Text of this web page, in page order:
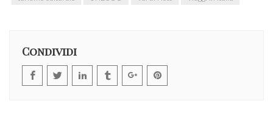
Condividi